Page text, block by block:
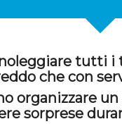
tutti i
che con
organizzare
sorprese